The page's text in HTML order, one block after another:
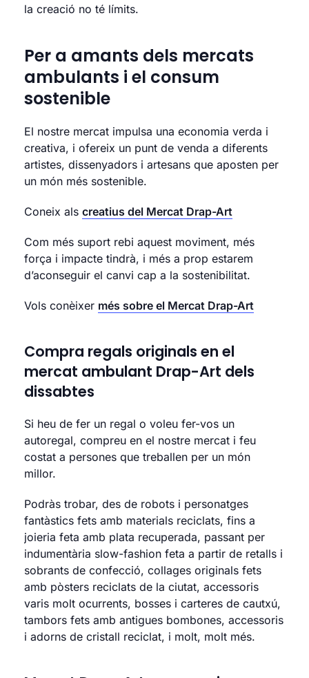
la creació no té límits.
Per a amants dels mercats
ambulants i el consum
sostenible
El nostre mercat impulsa una economia verda i
creativa, i ofereix un punt de venda a diferents
artistes, dissenyadors i artesans que aposten per
un món més sostenible.
Coneix als creatius del Mercat Drap-Art
Com més suport rebi aquest moviment, més
força i impacte tindrà, i més a prop estarem
d’aconseguir el canvi cap a la sostenibilitat.
Vols conèixer més sobre el Mercat Drap-Art
Compra regals originals en el
mercat ambulant Drap-Art dels
dissabtes
Si heu de fer un regal o voleu fer-vos un
autoregal, compreu en el nostre mercat i feu
costat a persones que treballen per un món
millor.
Podràs trobar, des de robots i personatges
fantàstics fets amb materials reciclats, fins a
joieria feta amb plata recuperada, passant per
indumentària slow-fashion feta a partir de retalls i
sobrants de confecció, collages originals fets
amb pòsters reciclats de la ciutat, accessoris
varis molt ocurrents, bosses i carteres de cautxú,
tambors fets amb antigues bombones, accessoris
i adorns de cristall reciclat, i molt, molt més.